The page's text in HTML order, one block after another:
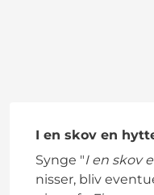
I en skov en
Synge "I en skov
nisser, bliv